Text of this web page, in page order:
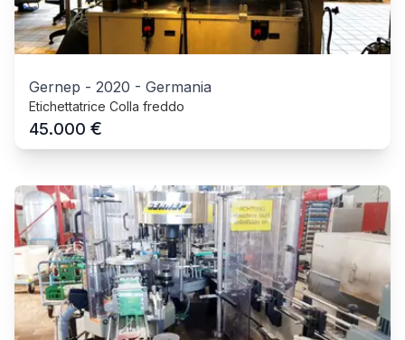
Gernep - 2020 - Germania
Etichettatrice Colla freddo
45.000 €